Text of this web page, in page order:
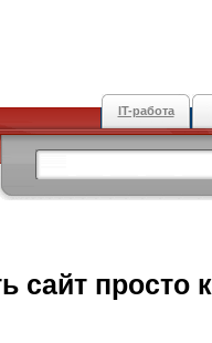
IT-работа
сайт просто